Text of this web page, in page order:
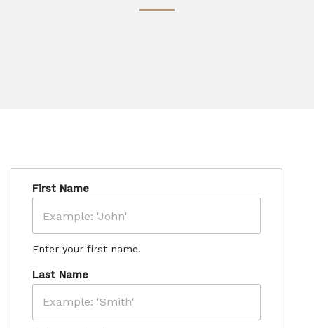
First Name
Enter your first name.
Last Name